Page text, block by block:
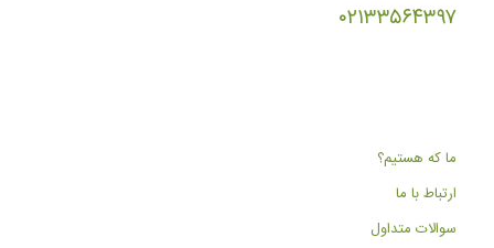
۰۲۱۳۳۵۶۴۳۹۷
ما که هستیم؟
ارتباط با ما
سوالات متداول